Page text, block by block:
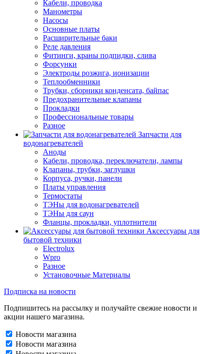
Кабели, проводка
Манометры
Насосы
Основные платы
Расширительные баки
Реле давления
Фитинги, краны подпидки, слива
Форсунки
Электроды розжига, ионизации
Теплообменники
Трубки, сборники конденсата, байпас
Предохранительные клапаны
Прокладки
Профессиональные товары
Разное
Запчасти для
водонагревателей
Аноды
Кабели, проводка, переключатели, лампы
Клапаны, трубки, заглушки
Корпуса, ручки, панели
Платы управления
Термостаты
ТЭНы для водонагревателей
ТЭНы для саун
Фланцы, прокладки, уплотнители
Аксессуары для
бытовой техники
Electrolux
Wpro
Разное
Установочные Материалы
Подписка на новости
Подпишитесь на рассылку и получайте свежие новости и
акции нашего магазина.
Новости магазина
Новости магазина